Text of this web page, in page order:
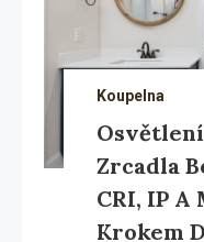
Koupelna
Zrcadla
CRI, IP A
Krokem